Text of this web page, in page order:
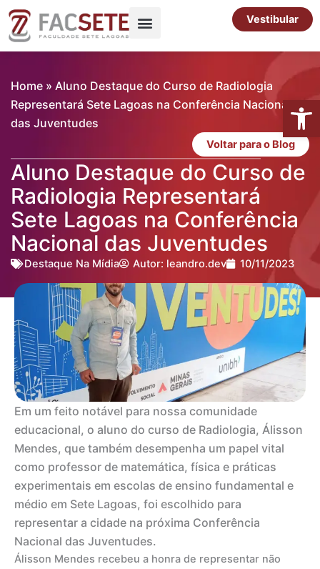
para
Vestibular
Home » Aluno Destaque do Curso de Radiologia
Representará Sete Lagoas na Conferência Nacional
das Juventudes
Voltar para o Blog
Aluno Destaque do Curso de
Radiologia Representará
Sete Lagoas na Conferência
Nacional das Juventudes
Destaque Na Mídia Autor: leandro.dev 10/11/2023
Em um feito notável para nossa comunidade
educacional, o aluno do curso de Radiologia, Álisson
Mendes, que também desempenha um papel vital
como professor de matemática, física e práticas
experimentais em escolas de ensino fundamental e
médio em Sete Lagoas, foi escolhido para
representar a cidade na próxima Conferência
Nacional das Juventudes.
Álisson Mendes recebeu a honra de representar não
Abrir